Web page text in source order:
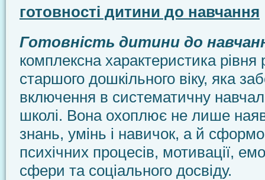
готовності дитини до навчання
Готовність дитини до
комплексна характеристика рівня
старшого дошкільного віку, яка
включення в систематичну
школі. Вона охоплює не лише
знань, умінь і навичок, а й
психічних процесів, мотивації,
сфери та соціального досвіду.